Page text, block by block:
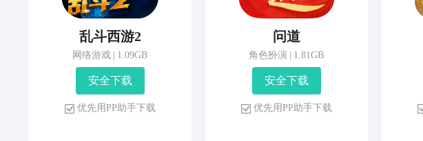
乱斗西游2
网络游戏 1.09GB
安 全 下 载
优 先 用 P P 助 手 下 载
问道
角色扮演 1.81GB
安 全 下 载
优 先 用 P P 助 手 下 载